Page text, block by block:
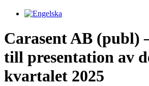
Carasent AB (publ)
till presentation av
kvartalet 2025